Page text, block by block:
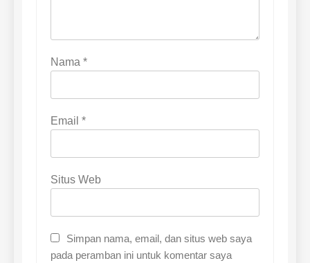
Nama *
Email *
Situs Web
Simpan nama, email, dan situs web saya
pada peramban ini untuk komentar saya